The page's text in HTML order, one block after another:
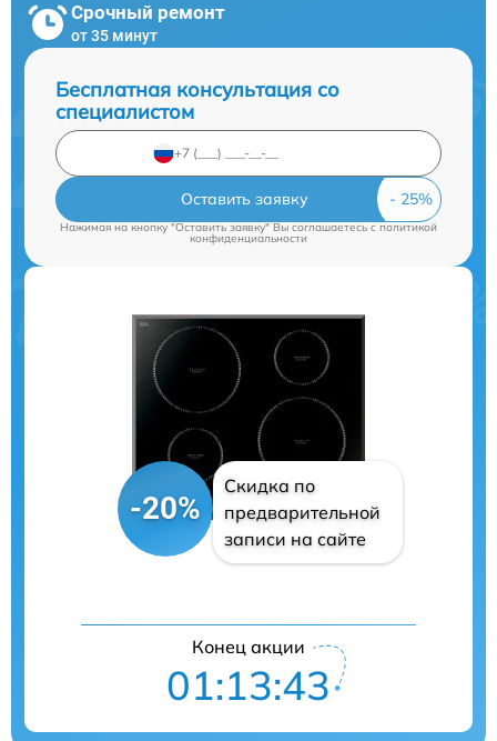
Срочный ремонт
от 35 минут
Бесплатная консультация со
специалистом
Оставить заявку
Нажимая на кнопку "Оставить заявку" Вы соглашаетесь cполитикой
конфиденциальности
-20%
Скидка по
предварительной
записи на сайте
Конец акции
01:13:42